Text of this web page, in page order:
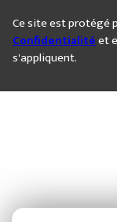
Ce site est protégé
Confidentialitéet
s'appliquent.